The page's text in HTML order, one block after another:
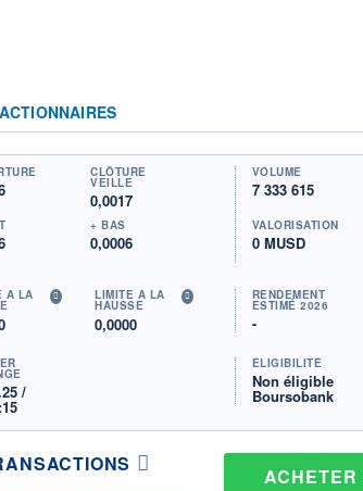
ACTIONNAIRES
CLÔTURE
VEILLE
0,0017
+ BAS
0,0006
VOLUME
7 333 615
VALORISATION
0 MUSD
À LA LIMITE À LA
HAUSSE
0,0000
RENDEMENT
ESTIMÉ 2026
-
/
ÉLIGIBILITÉ
Non éligible
Boursobank
ACHETER